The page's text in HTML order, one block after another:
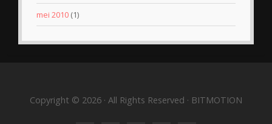
mei 2010 (1)
Copyright © 2026 · All Rights Reserved · BITMOTION